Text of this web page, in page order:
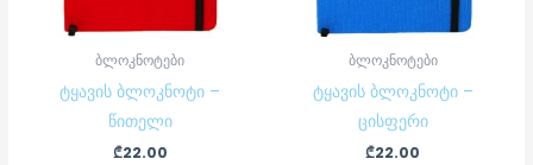
ბლოკნოტები
ტყავის ბლოკნოტი –
წითელი
₾22.00
ბლოკნოტები
ტყავის ბლოკნოტი –
ცისფერი
₾22.00